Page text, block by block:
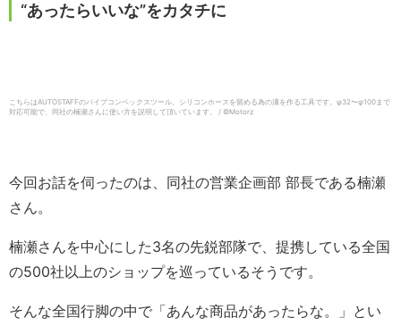
“あったらいいな”をカタチに
こちらはAUTOSTAFFのパイプコンベックスツール。シリコンホースを留める為の溝を作る工具です。φ32〜φ100まで
対応可能で、同社の楠瀬さんに使い方を説明して頂いています。 / ©︎Motorz
今回お話を伺ったのは、同社の営業企画部 部長である楠瀬
さん。
楠瀬さんを中心にした3名の先鋭部隊で、提携している全国
の500社以上のショップを巡っているそうです。
そんな全国行脚の中で「あんな商品があったらな。」とい